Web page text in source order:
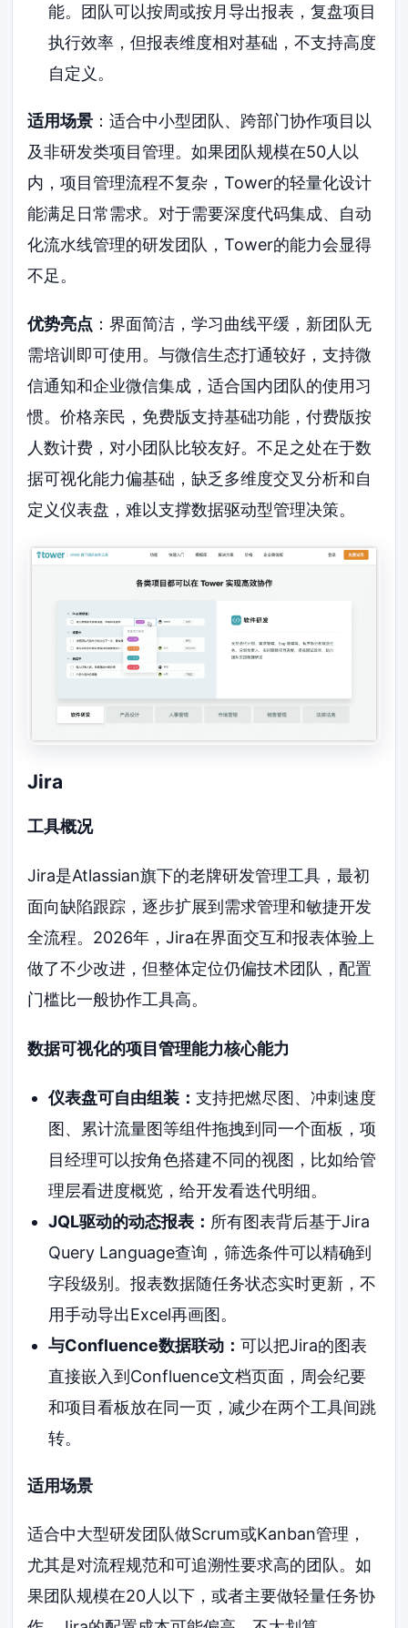
能。团队可以按周或按月导出报表，复盘项目
执行效率，但报表维度相对基础，不支持高度
自定义。
适用场景 ：适合中小型团队、跨部门协作项目以
及非研发类项目管理。如果团队规模在50人以
内，项目管理流程不复杂，Tower的轻量化设计
能满足日常需求。对于需要深度代码集成、自动
化流水线管理的研发团队，Tower的能力会显得
不足。
优势亮点 ：界面简洁，学习曲线平缓，新团队无
需培训即可使用。与微信生态打通较好，支持微
信通知和企业微信集成，适合国内团队的使用习
惯。价格亲民，免费版支持基础功能，付费版按
人数计费，对小团队比较友好。不足之处在于数
据可视化能力偏基础，缺乏多维度交叉分析和自
定义仪表盘，难以支撑数据驱动型管理决策。
Jira
工具概况
Jira是Atlassian旗下的老牌研发管理工具，最初
面向缺陷跟踪，逐步扩展到需求管理和敏捷开发
全流程。2026年，Jira在界面交互和报表体验上
做了不少改进，但整体定位仍偏技术团队，配置
门槛比一般协作工具高。
数据可视化的项目管理能力核心能力
仪表盘可自由组装： 支持把燃尽图、冲刺速度
图、累计流量图等组件拖拽到同一个面板，项
目经理可以按角色搭建不同的视图，比如给管
理层看进度概览，给开发看迭代明细。
JQL驱动的动态报表： 所有图表背后基于Jira
Query Language查询，筛选条件可以精确到
字段级别。报表数据随任务状态实时更新，不
用手动导出Excel再画图。
与Confluence数据联动： 可以把Jira的图表
直接嵌入到Confluence文档页面，周会纪要
和项目看板放在同一页，减少在两个工具间跳
转。
适用场景
适合中大型研发团队做Scrum或Kanban管理，
尤其是对流程规范和可追溯性要求高的团队。如
果团队规模在20人以下，或者主要做轻量任务协